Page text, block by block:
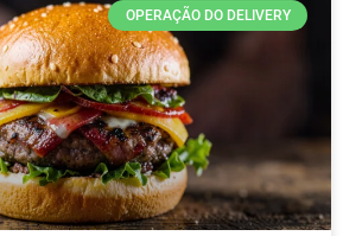
OPERAÇÃO DO DELIVERY